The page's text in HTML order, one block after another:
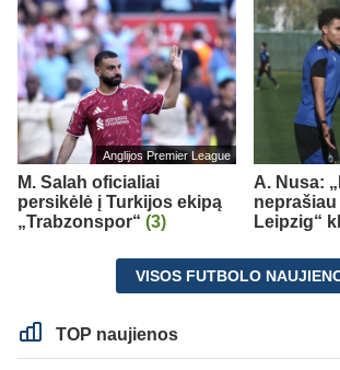
Anglijos Premier League
M. Salah oficialiai
persikėlė į Turkijos ekipą
„Trabzonspor“ (3)
A. Nusa:
Leipzig“
VISOS FUTBOLO
TOP naujienos